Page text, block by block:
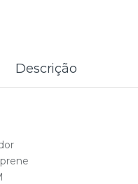
Descrição